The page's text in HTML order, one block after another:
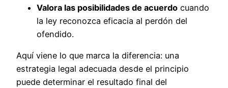
Valora las posibilidades de acuerdo cuando
la ley reconozca eficacia al perdón del
ofendido.
Aquí viene lo que marca la diferencia: una
estrategia legal adecuada desde el principio
puede determinar el resultado final del